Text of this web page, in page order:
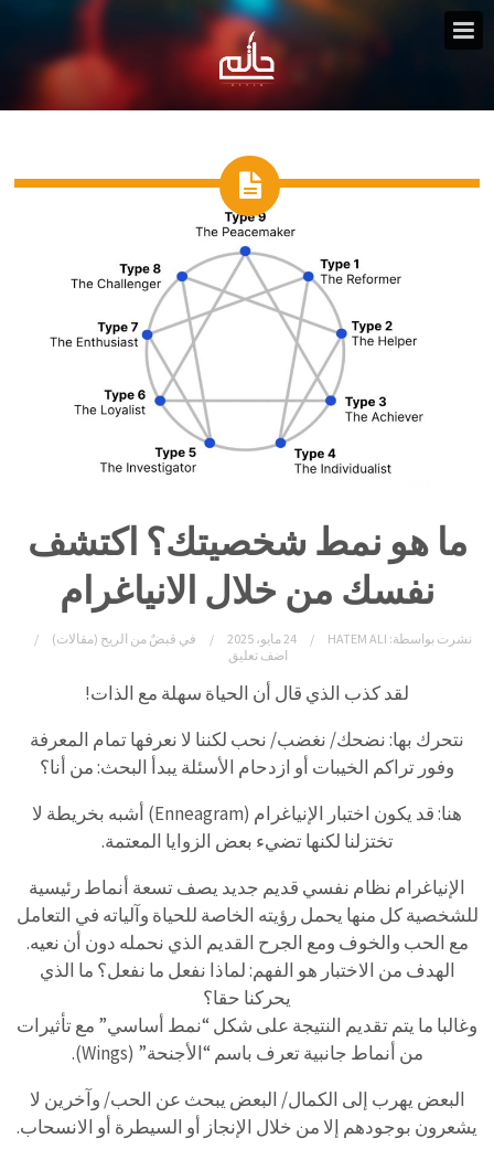
ما هو نمط شخصيتك؟ اكتشف
نفسك من خلال الانياغرام
نشرت بواسطة: HATEM ALI 24 مايو، 2025 في قبضٌ من الريح (مقالات)
اضف تعليق
لقد كذب الذي قال أن الحياة سهلة مع الذات!
نتحرك بها: نضحك/ نغضب/ نحب لكننا لا نعرفها تمام المعرفة
وفور تراكم الخيبات أو ازدحام الأسئلة يبدأ البحث: من أنا؟
هنا: قد يكون اختبار الإنياغرام (Enneagram) أشبه بخريطة لا
تختزلنا لكنها تضيء بعض الزوايا المعتمة.
الإنياغرام نظام نفسي قديم جديد يصف تسعة أنماط رئيسية
للشخصية كل منها يحمل رؤيته الخاصة للحياة وآلياته في التعامل
مع الحب والخوف ومع الجرح القديم الذي نحمله دون أن نعيه.
الهدف من الاختبار هو الفهم: لماذا نفعل ما نفعل؟ ما الذي
يحركنا حقا؟
وغالبا ما يتم تقديم النتيجة على شكل “نمط أساسي” مع تأثيرات
من أنماط جانبية تعرف باسم “الأجنحة” (Wings).
البعض يهرب إلى الكمال/ البعض يبحث عن الحب/ وآخرين لا
يشعرون بوجودهم إلا من خلال الإنجاز أو السيطرة أو الانسحاب.